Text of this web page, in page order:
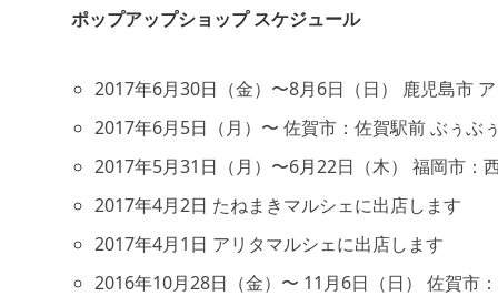
ポップアップショップ スケジュール
2017年6月30日（金）〜8月6日（日） 鹿児島市
2017年6月5日（月）〜 佐賀市：佐賀駅前 ぶぅぶ
2017年5月31日（月）〜6月22日（木） 福岡市：
2017年4月2日 たねまきマルシェに出店します
2017年4月1日 アリタマルシェに出店します
2016年10月28日（金）〜 11月6日（日） 佐賀市